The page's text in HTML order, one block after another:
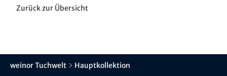
Zurück zur Übersicht
weinor Tuchwelt Hauptkollektion